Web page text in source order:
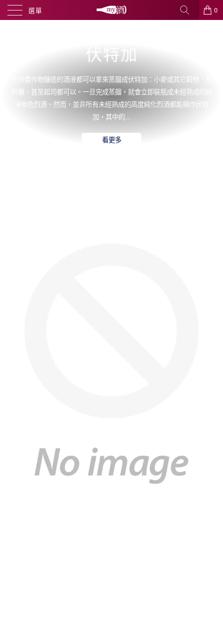
選單 0
伏特加
任何農作物釀造的酒液都可以拿來蒸餾成伏特加：小麥或其它穀物、馬
鈴薯，甚至起司都可以。一旦完成蒸餾，就會立即裝瓶成未經熟成的純
淨無色烈酒。然而，並非所有未經熟成的高度純化烈酒都能稱作伏特
加，其中的...
看更多